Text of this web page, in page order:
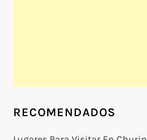
RECOMENDADOS